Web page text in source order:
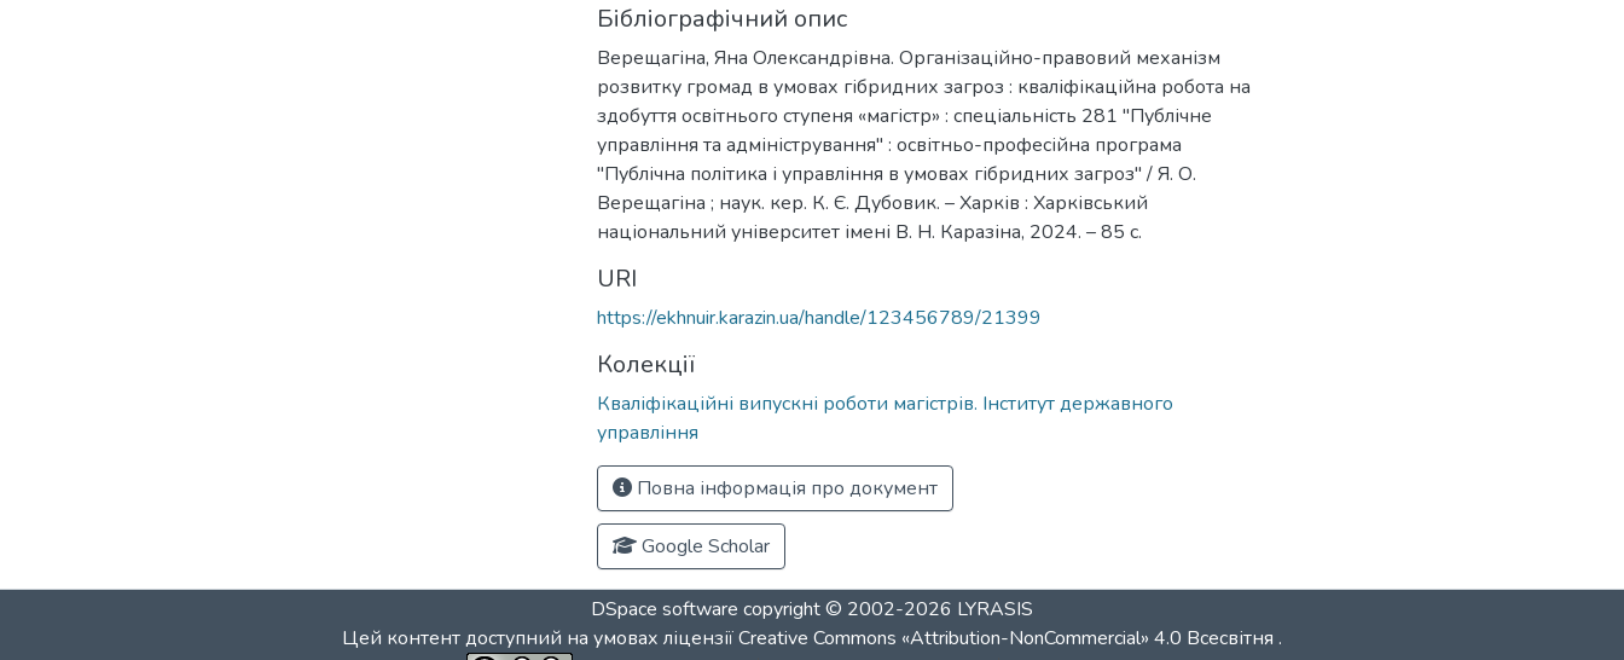
Бібліографічний опис
Верещагіна, Яна Олександрівна. Організаційно-правовий механізм
розвитку громад в умовах гібридних загроз : кваліфікаційна робота на
здобуття освітнього ступеня «магістр» : спеціальність 281 "Публічне
управління та адміністрування" : освітньо-професійна програма
"Публічна політика і управління в умовах гібридних загроз" / Я. О.
Верещагіна ; наук. кер. К. Є. Дубовик. – Харків : Харківський
національний університет імені В. Н. Каразіна, 2024. – 85 с.
URI
https://ekhnuir.karazin.ua/handle/123456789/21399
Колекції
Кваліфікаційні випускні роботи магістрів. Інститут державного
управління
Повна інформація про документ
Google Scholar
DSpace software copyright © 2002-2026 LYRASIS
Цей контент доступний на умовах ліцензіїCreative Commons «Attribution-NonCommercial» 4.0 Всесвітня .